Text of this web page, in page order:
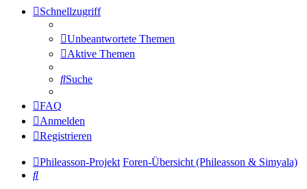
Schnellzugriff
Unbeantwortete Themen
Aktive Themen
Suche
FAQ
Anmelden
Registrieren
Phileasson-Projekt Foren-Übersicht (Phileasson & Simyala)
Suche